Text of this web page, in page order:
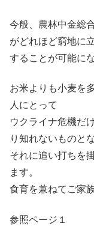
今般、農林中金総
がどれほど窮地に
することが可能に
お米よりも小麦を
人にとって
ウクライナ危機だ
り知れないものと
それに追い打ちを
ます。
食育を兼ねてご家
参照ページ１